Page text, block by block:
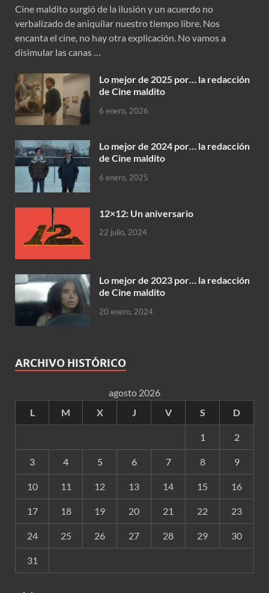
Cine maldito surgió de la ilusión y un acuerdo no
verbalizado de aniquilar nuestro tiempo libre. Nos
encanta el cine, no hay otra explicación. No vamos a
disimular las canas …
Lo mejor de 2025 por… la redacción
de Cine maldito
6 enero, 2026
Lo mejor de 2024 por… la redacción
de Cine maldito
6 enero, 2025
12×12: Un aniversario
22 julio, 2024
Lo mejor de 2023 por… la redacción
de Cine maldito
20 enero, 2024
ARCHIVO HISTÓRICO
agosto 2026
L
M X J V S D
1 2
3 4 5 6 7 8 9
10 11 12 13 14 15 16
17 18 19 20 21 22 23
24 25 26 27 28 29 30
31